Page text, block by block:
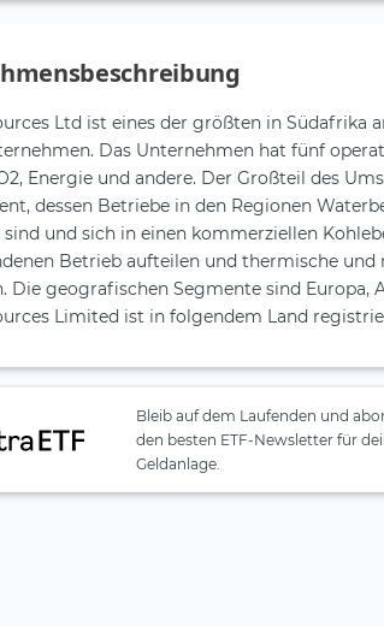
Ltd ist eines der größten in Südafrika
Das Unternehmen hat fünf
Energie und andere. Der Großteil des
dessen Betriebe in den Regionen
und sich in einen kommerziellen
Betrieb aufteilen und thermische
Die geografischen Segmente sind Europa,
Limited ist in folgendem Land
Bleib auf dem Laufenden und
den besten ETF-Newsletter für
Geldanlage.